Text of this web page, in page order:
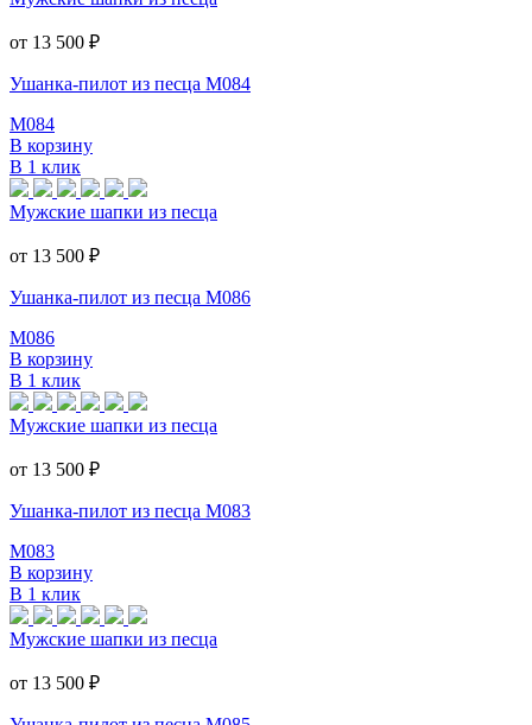
от 13 500 ₽
Ушанка-пилот из песца M084
M084
В корзину
В 1 клик
Мужские шапки из песца
от 13 500 ₽
Ушанка-пилот из песца M086
M086
В корзину
В 1 клик
Мужские шапки из песца
от 13 500 ₽
Ушанка-пилот из песца M083
M083
В корзину
В 1 клик
Мужские шапки из песца
от 13 500 ₽